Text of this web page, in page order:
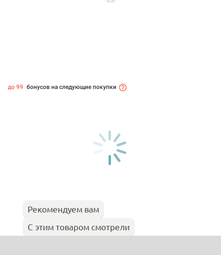
до 99 бонусов на следующие покупки
Рекомендуем вам
С этим товаром смотрели